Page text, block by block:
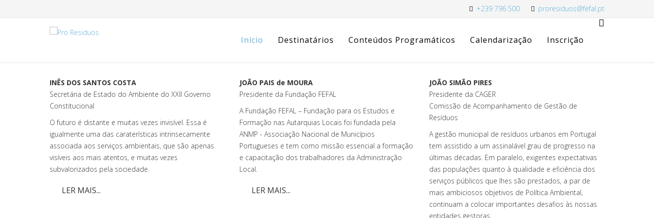
+239 796 500 proresiduos@fefal.pt
Início Destinatários Conteúdos Programáticos Calendarização Inscrição
INÊS DOS SANTOS COSTA
Secretária de Estado do Ambiente do XXII Governo
Constitucional
O futuro é distante e muitas vezes invisível. Essa é
igualmente uma das caraterísticas intrinsecamente
associada aos serviços ambientais, que são apenas
visíveis aos mais atentos, e muitas vezes
subvalorizados pela sociedade.
LER MAIS...
JOÃO PAIS de MOURA
Presidente da Fundação FEFAL
A Fundação FEFAL – Fundação para os Estudos e
Formação nas Autarquias Locais foi fundada pela
ANMP - Associação Nacional de Municípios
Portugueses e tem como missão essencial a formação
e capacitação dos trabalhadores da Administração
Local.
LER MAIS...
JOÃO SIMÃO PIRES
Presidente da CAGER
Comissão de Acompanhamento de Gestão de
Resíduos
A gestão municipal de resíduos urbanos em Portugal
tem assistido a um assinalável grau de progresso na
últimas décadas. Em paralelo, exigentes expectativas
das populações quanto à qualidade e eficiência dos
serviços públicos que lhes são prestados, a par de
mais ambiciosos objetivos de Política Ambiental,
continuam a colocar importantes desafios às nossas
entidades gestoras.